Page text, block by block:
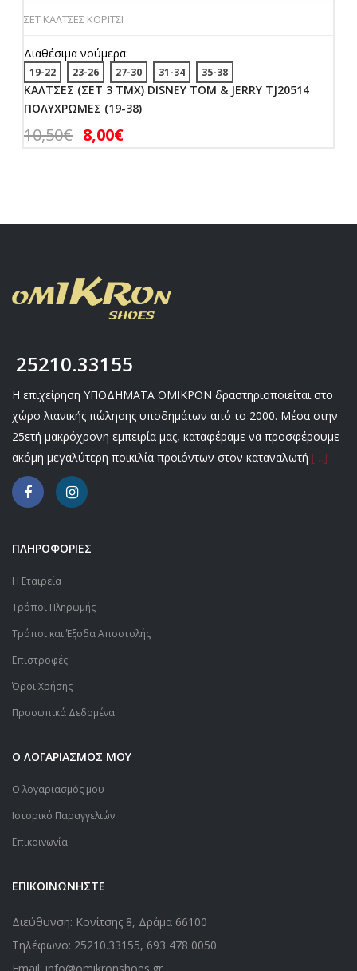
ΣΕΤ ΚΑΛΤΣΕΣ ΚΟΡΙΤΣΙ
Διαθέσιμα νούμερα:
19-22 23-26 27-30 31-34 35-38
ΚΑΛΤΣΕΣ (ΣΕΤ 3 ΤΜΧ) DISNEY TOM & JERRY TJ20514
ΠΟΛΥΧΡΩΜΕΣ (19-38)
10,50€ 8,00€
25210.33155
Η επιχείρηση ΥΠΟΔΗΜΑΤΑ ΟΜΙΚΡΟΝ δραστηριοποιείται στο
χώρο λιανικής πώλησης υποδημάτων από το 2000. Μέσα στην
25ετή μακρόχρονη εμπειρία μας, καταφέραμε να προσφέρουμε
ακόμη μεγαλύτερη ποικιλία προϊόντων στον καταναλωτή […]
ΠΛΗΡΟΦΟΡΙΕΣ
Η Εταιρεία
Τρόποι Πληρωμής
Τρόποι και Έξοδα Αποστολής
Επιστροφές
Όροι Χρήσης
Προσωπικά Δεδομένα
Ο ΛΟΓΑΡΙΑΣΜΟΣ ΜΟΥ
Ο λογαριασμός μου
Ιστορικό Παραγγελιών
Επικοινωνία
ΕΠΙΚΟΙΝΩΝΗΣΤΕ
Διεύθυνση: Κονίτσης 8, Δράμα 66100
Τηλέφωνο: 25210.33155, 693 478 0050